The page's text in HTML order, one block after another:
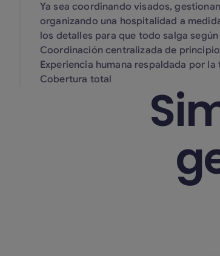
Ya sea coordinando visados,
organizando una hospitalidad a
los detalles para que todo salga
Coordinación centralizada de
Experiencia humana respaldada por la
Cobertura total